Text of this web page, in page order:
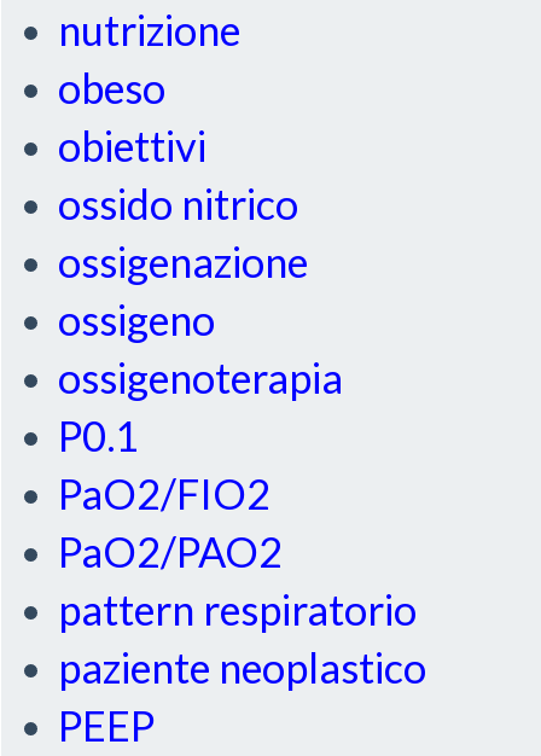
nutrizione
obeso
obiettivi
ossido nitrico
ossigenazione
ossigeno
ossigenoterapia
P0.1
PaO2/FIO2
PaO2/PAO2
pattern respiratorio
paziente neoplastico
PEEP